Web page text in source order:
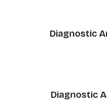
Diagnostic
Diagnostic